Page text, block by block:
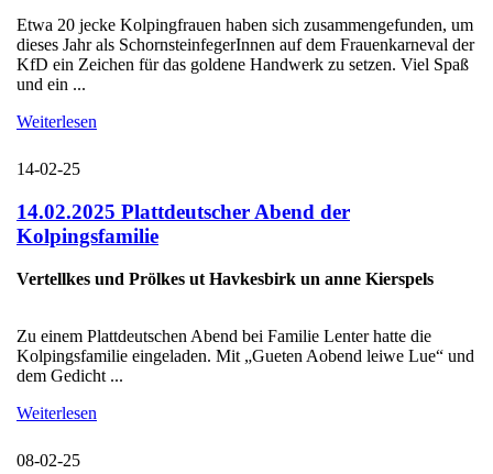
Etwa 20 jecke Kolpingfrauen haben sich zusammengefunden, um
dieses Jahr als SchornsteinfegerInnen auf dem Frauenkarneval der
KfD ein Zeichen für das goldene Handwerk zu setzen. Viel Spaß
und ein ...
Weiterlesen
14-02-25
14.02.2025 Plattdeutscher Abend der
Kolpingsfamilie
Vertellkes und Prölkes ut Havkesbirk un anne Kierspels
Zu einem Plattdeutschen Abend bei Familie Lenter hatte die
Kolpingsfamilie eingeladen. Mit „Gueten Aobend leiwe Lue“ und
dem Gedicht ...
Weiterlesen
08-02-25